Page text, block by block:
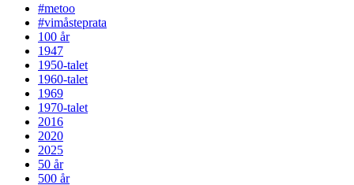
#metoo
#vimåsteprata
100 år
1947
1950-talet
1960-talet
1969
1970-talet
2016
2020
2025
50 år
500 år